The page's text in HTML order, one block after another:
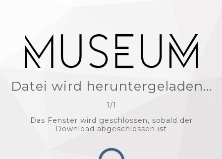
Datei wird heruntergeladen...
1 /1
Das Fenster wird geschlossen, sobald der
Download abgeschlossen ist